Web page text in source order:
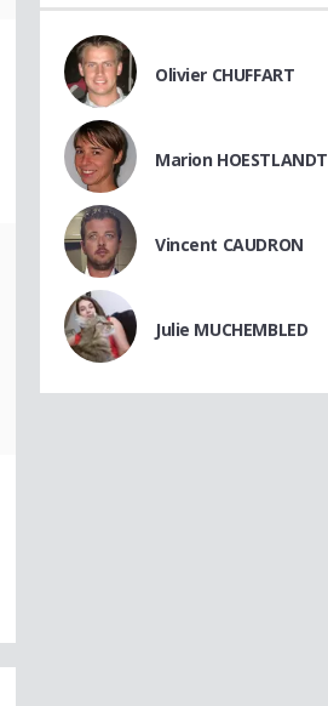
Olivier CHUFFART
Marion HOESTLANDT
Vincent CAUDRON
Julie MUCHEMBLED